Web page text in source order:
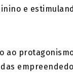
e
ao